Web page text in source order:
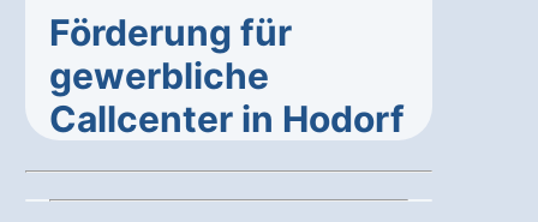
Förderung für
gewerbliche
Callcenter in Hodorf